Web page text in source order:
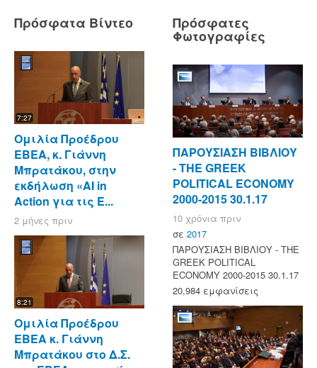
Πρόσφατα Βίντεο
7:27
Ομιλία Προέδρου
ΕΒΕΑ, κ. Γιάννη
Μπρατάκου, στην
εκδήλωση «AI in
Action για τις Ε...
2 μήνες πριν
8:21
Ομιλία Προέδρου
ΕΒΕΑ κ. Γιάννη
Μπρατάκου στο Δ.Σ.
Πρόσφατες
Φωτογραφίες
ΠΑΡΟΥΣΙΑΣΗ ΒΙΒΛΙΟΥ
- ΤΗΕ GREEK
POLITICAL ECONOMY
2000-2015 30.1.17
10 χρόνια πριν
σε 2017
ΠΑΡΟΥΣΙΑΣΗ ΒΙΒΛΙΟΥ - ΤΗΕ
GREEK POLITICAL
ECONOMY 2000-2015 30.1.17
20,984 εμφανίσεις